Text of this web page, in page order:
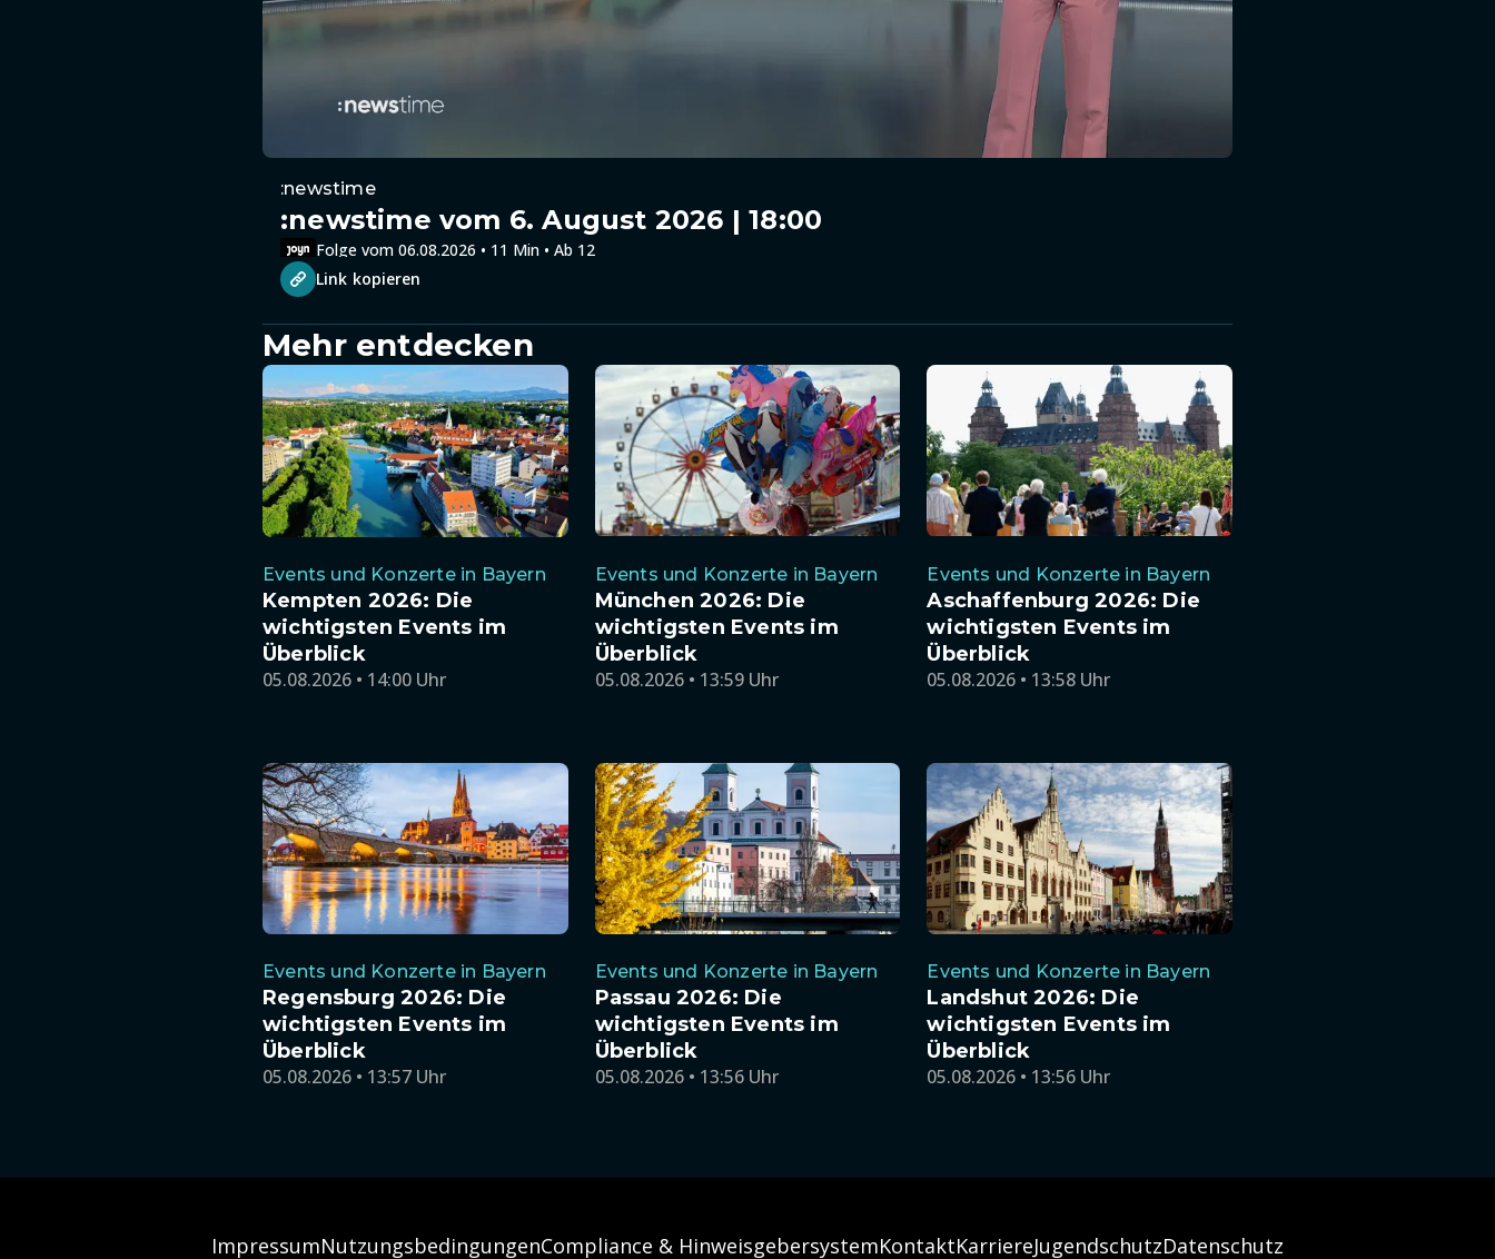
:newstime
:newstime vom 6. August 2026 | 18:00
Folge vom 06.08.2026 • 11 Min • Ab 12
Link kopieren
Mehr entdecken
Events und Konzerte in Bayern
Kempten 2026: Die
wichtigsten Events im
Überblick
05.08.2026 • 14:00 Uhr
Events und Konzerte in Bayern
München 2026: Die
wichtigsten Events im
Überblick
05.08.2026 • 13:59 Uhr
Events und Konzerte in Bayern
Aschaffenburg 2026: Die
wichtigsten Events im
Überblick
05.08.2026 • 13:58 Uhr
Events und Konzerte in Bayern
Regensburg 2026: Die
wichtigsten Events im
Überblick
05.08.2026 • 13:57 Uhr
Events und Konzerte in Bayern
Passau 2026: Die
wichtigsten Events im
Überblick
05.08.2026 • 13:56 Uhr
Events und Konzerte in Bayern
Landshut 2026: Die
wichtigsten Events im
Überblick
05.08.2026 • 13:56 Uhr
ImpressumNutzungsbedingungenCompliance & HinweisgebersystemKontaktKarriereJugendschutzDatenschutz